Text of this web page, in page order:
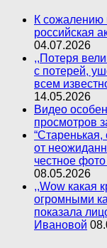
К сожалению
российская
04.07.2026
,,Потеря
с потерей,
всем
14.05.2026
Видео
просмотров
от
честное
08.05.2026
,,Wow какая
огромными
показала
Ивановой